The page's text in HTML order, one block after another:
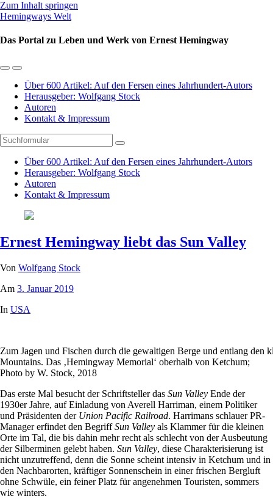
Zum Inhalt springen
Hemingways Welt
Das Portal zu Leben und Werk von Ernest Hemingway
Mobil-
umschalten
Suchfeld
umschalten
Über 600 Artikel: Auf den Fersen eines Jahrhundert-Autors
Herausgeber: Wolfgang Stock
Autoren
Kontakt & Impressum
Suchen
Über 600 Artikel: Auf den Fersen eines Jahrhundert-Autors
Herausgeber: Wolfgang Stock
Autoren
Kontakt & Impressum
Ernest Hemingway liebt das Sun Valley
Von Wolfgang Stock
Am 3. Januar 2019
In USA
Zum Jagen und Fischen durch die gewaltigen Berge und entlang den
Mountains. Das ‚Hemingway Memorial‘ oberhalb von Ketchum;
Photo by W. Stock, 2018
Das erste Mal besucht der Schriftsteller das Sun Valley Ende der
1930er Jahre, auf Einladung von Averell Harriman, einem Politiker
und Präsidenten der Union Pacific Railroad. Harrimans schlauer PR-
Manager erfindet den BegriffSun Valley als Klammer für die kleinen
Orte im Tal, die bis dahin mehr recht als schlecht von der Ausbeutung
der Silberminen gelebt haben. Sun Valley, diese Charakterisierung ist
nicht unzutreffend, denn die Sonne scheint intensiv in Ketchum und in
den Nachbarorten, kräftiger Sonnenschein in einer frischen Bergluft
ohne Schwüle, ein feiner Platz für angenehmen Touristen, sommers
wie winters.